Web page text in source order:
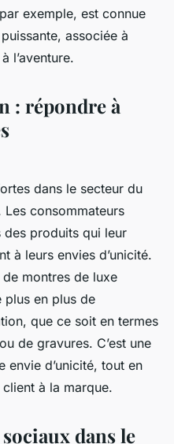
exemple, est connue
associée à
l’aventure.
: répondre à
dans le secteur du
Les consommateurs
des produits qui leur
à leurs envies d’unicité.
de montres de luxe
plus en plus de
que ce soit en termes
de gravures. C’est une
envie d’unicité, tout en
à la marque.
dans le